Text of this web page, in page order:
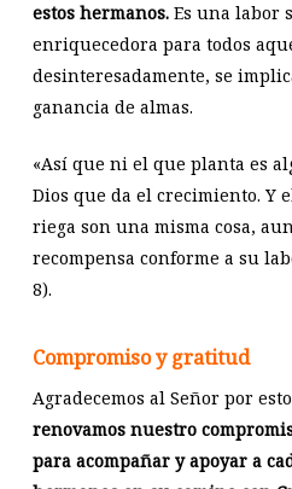
estos hermanos.Es una labor
enriquecedora para todos
desinteresadamente, se
ganancia de almas.
«Así que ni el que planta es
Dios que da el crecimiento. Y
riega son una misma cosa,
recompensa conforme a su
8).
Compromiso y gratitud
Agradecemos al Señor por
renovamos nuestro
para acompañar y apoyar a